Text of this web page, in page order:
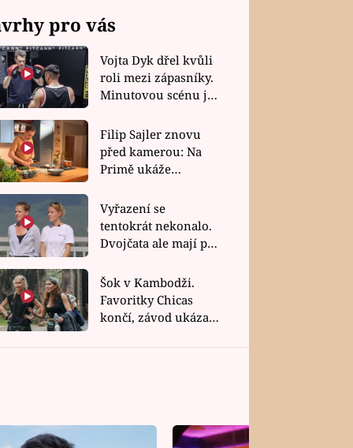
pro vás
Vojta Dyk dřel kvůli
roli mezi zápasníky.
Minutovou scénu jel
Filip Sajler znovu
před kamerou: Na
Primě ukáže
rychlé recepty
Vyřazení se
tentokrát nekonalo.
Dvojčata ale mají po
závodu nůž na krku
Šok v Kambodži.
Favoritky Chicas
končí, závod ukázal